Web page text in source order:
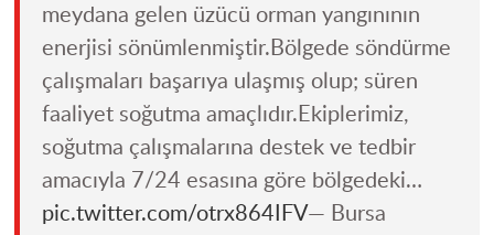
meydana gelen üzücü orman yangınının
enerjisi sönümlenmiştir.Bölgede söndürme
çalışmaları başarıya ulaşmış olup; süren
faaliyet soğutma amaçlıdır.Ekiplerimiz,
soğutma çalışmalarına destek ve tedbir
amacıyla 7/24 esasına göre bölgedeki…
pic.twitter.com/otrx864IFV— Bursa